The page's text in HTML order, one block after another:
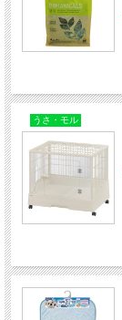
うさ・モル